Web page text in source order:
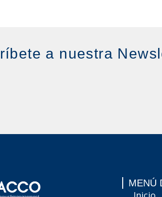
a nuestra
MENÚ